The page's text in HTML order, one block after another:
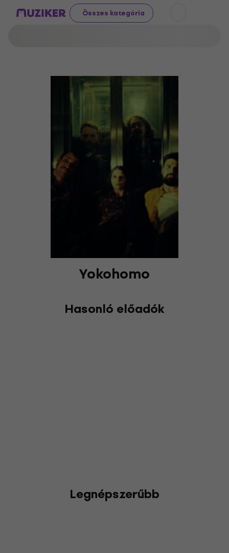
Összes kategória
Yokohomo
Hasonló előadók
Legnépszerűbb